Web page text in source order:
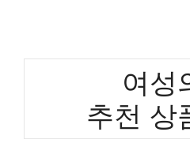
여성
추천 상